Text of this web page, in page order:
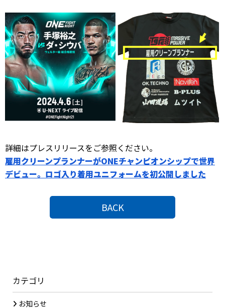
詳細はプレスリリースをご参照ください。
雇用クリーンプランナーがONEチャンピオンシップで世界
デビュー。ロゴ入り着用ユニフォームを初公開しました
BACK
カテゴリ
お知らせ